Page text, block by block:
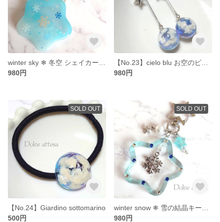
980円
980円
SOLD OUT
【No.24】Giardino sottomarino
500円
SOLD OUT
980円